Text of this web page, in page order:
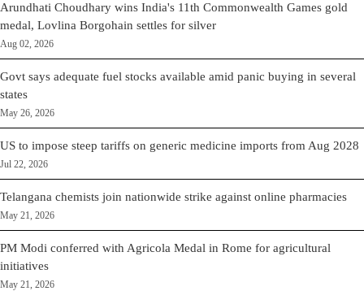
Arundhati Choudhary wins India's 11th Commonwealth Games gold
medal, Lovlina Borgohain settles for silver
Aug 02, 2026
Govt says adequate fuel stocks available amid panic buying in several
states
May 26, 2026
US to impose steep tariffs on generic medicine imports from Aug 2028
Jul 22, 2026
Telangana chemists join nationwide strike against online pharmacies
May 21, 2026
PM Modi conferred with Agricola Medal in Rome for agricultural
initiatives
May 21, 2026